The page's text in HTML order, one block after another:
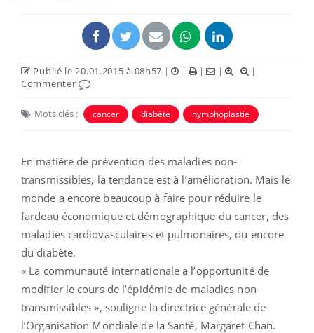
Publié le 20.01.2015 à 08h57 | | | |
|
Commenter
Mots clés : cancer diabète nymphoplastie
En matière de prévention des maladies non-
transmissibles, la tendance est à l’amélioration. Mais le
monde a encore beaucoup à faire pour réduire le
fardeau économique et démographique du cancer, des
maladies cardiovasculaires et pulmonaires, ou encore
du diabète.
« La communauté internationale a l’opportunité de
modifier le cours de l’épidémie de maladies non-
transmissibles », souligne la directrice générale de
l’Organisation Mondiale de la Santé, Margaret Chan.